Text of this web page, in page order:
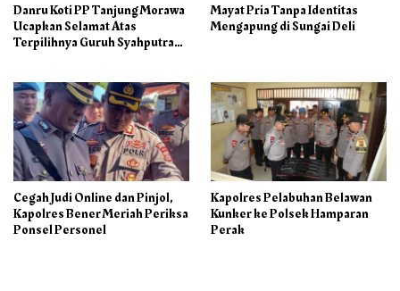
Danru Koti PP Tanjung Morawa
Ucapkan Selamat Atas
Terpilihnya Guruh Syahputra
Mayat Pria Tanpa Identitas
Mengapung di Sungai Deli
Cegah Judi Online dan Pinjol,
Kapolres Bener Meriah Periksa
Ponsel Personel
Kapolres Pelabuhan Belawan
Kunker ke Polsek Hamparan
Perak